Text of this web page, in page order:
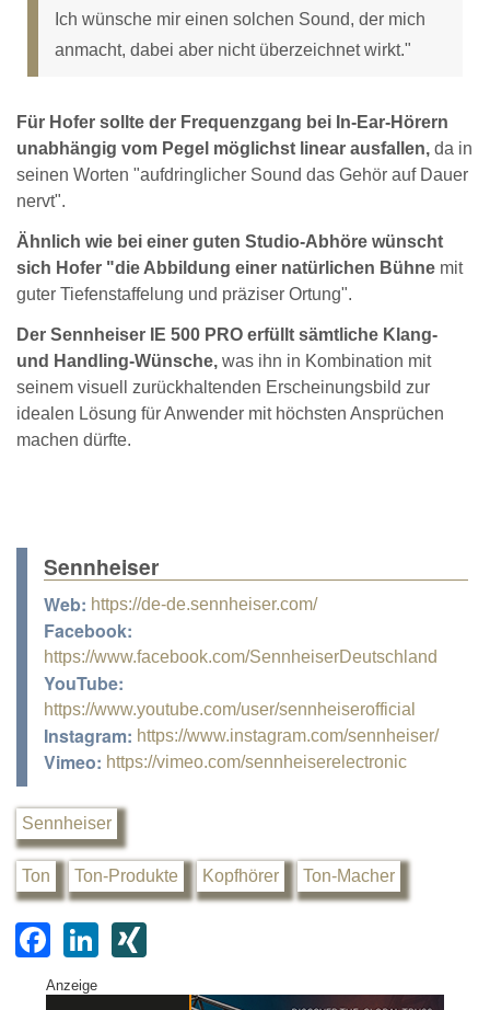
Ich wünsche mir einen solchen Sound, der mich
anmacht, dabei aber nicht überzeichnet wirkt."
Für Hofer sollte der Frequenzgang bei In-Ear-Hörern
unabhängig vom Pegel möglichst linear ausfallen, da in
seinen Worten "aufdringlicher Sound das Gehör auf Dauer
nervt".
Ähnlich wie bei einer guten Studio-Abhöre wünscht
sich Hofer "die Abbildung einer natürlichen Bühne mit
guter Tiefenstaffelung und präziser Ortung".
Der Sennheiser IE 500 PRO erfüllt sämtliche Klang-
und Handling-Wünsche, was ihn in Kombination mit
seinem visuell zurückhaltenden Erscheinungsbild zur
idealen Lösung für Anwender mit höchsten Ansprüchen
machen dürfte.
Sennheiser
Web: https://de-de.sennheiser.com/
Facebook:
https://www.facebook.com/SennheiserDeutschland
YouTube:
https://www.youtube.com/user/sennheiserofficial
Instagram: https://www.instagram.com/sennheiser/
Vimeo: https://vimeo.com/sennheiserelectronic
Sennheiser
Ton Ton-Produkte Kopfhörer Ton-Macher
F
a
Li
Anzeige